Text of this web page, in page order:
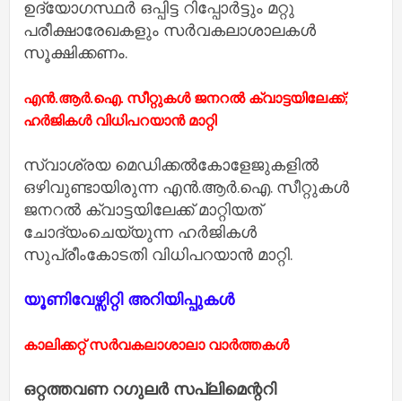
ഉദ്യോഗസ്ഥർ ഒപ്പിട്ട റിപ്പോർട്ടും മറ്റു
പരീക്ഷാരേഖകളും സർവകലാശാലകൾ
സൂക്ഷിക്കണം.
എൻ.ആർ.ഐ. സീറ്റുകൾ ജനറൽ ക്വാട്ടയിലേക്ക്;
ഹർജികൾ വിധിപറയാൻ മാറ്റി
സ്വാശ്രയ മെഡിക്കൽകോളേജുകളിൽ
ഒഴിവുണ്ടായിരുന്ന എൻ.ആർ.ഐ. സീറ്റുകൾ
ജനറൽ ക്വാട്ടയിലേക്ക് മാറ്റിയത്
ചോദ്യംചെയ്യുന്ന ഹർജികൾ
സുപ്രീംകോടതി വിധിപറയാൻ മാറ്റി.
യൂണിവേഴ്സിറ്റി അറിയിപ്പുകൾ
കാലിക്കറ്റ്‌ സര്‍വകലാശാലാ വാര്‍ത്തകള്‍
ഒറ്റത്തവണ റഗുലര്‍ സപ്ലിമെന്ററി